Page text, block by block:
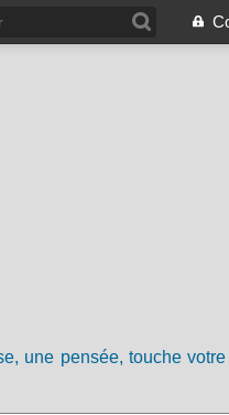
une pensée, touche